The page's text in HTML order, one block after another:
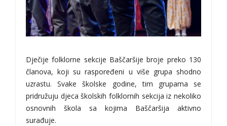
Dječije folklorne sekcije Baščaršije broje preko 130
članova, koji su raspoređeni u više grupa shodno
uzrastu. Svake školske godine, tim grupama se
pridružuju djeca školskih folklornih sekcija iz nekoliko
osnovnih škola sa kojima Baščaršija aktivno
surađuje.